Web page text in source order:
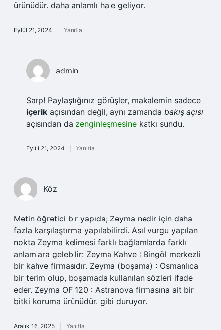
ürünüdür. daha anlamlı hale geliyor.
Eylül 21, 2024 Yanıtla
admin
Sarp! Paylaştığınız görüşler, makalemin sadece
içerik açısından değil, aynı zamanda bakış açısı
açısından da zenginleşmesine katkı sundu.
Eylül 21, 2024 Yanıtla
Köz
Metin öğretici bir yapıda; Zeyma nedir için daha
fazla karşılaştırma yapılabilirdi. Asıl vurgu yapılan
nokta Zeyma kelimesi farklı bağlamlarda farklı
anlamlara gelebilir: Zeyma Kahve : Bingöl merkezli
bir kahve firmasıdır. Zeyma (boşama) : Osmanlıca
bir terim olup, boşamada kullanılan sözleri ifade
eder. Zeyma OF 120 : Astranova firmasına ait bir
bitki koruma ürünüdür. gibi duruyor.
Aralık 16, 2025 Yanıtla